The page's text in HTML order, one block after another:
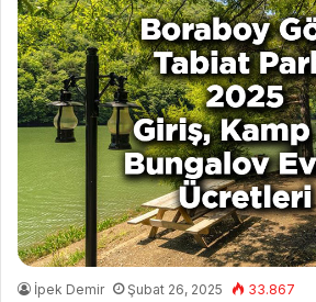
İpek Demir Şubat 26, 2025 33.867